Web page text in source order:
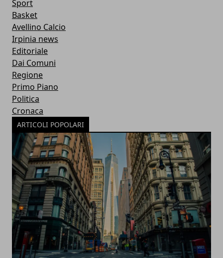
Sport
Basket
Avellino Calcio
Irpinia news
Editoriale
Dai Comuni
Regione
Primo Piano
Politica
Cronaca
ARTICOLI POPOLARI